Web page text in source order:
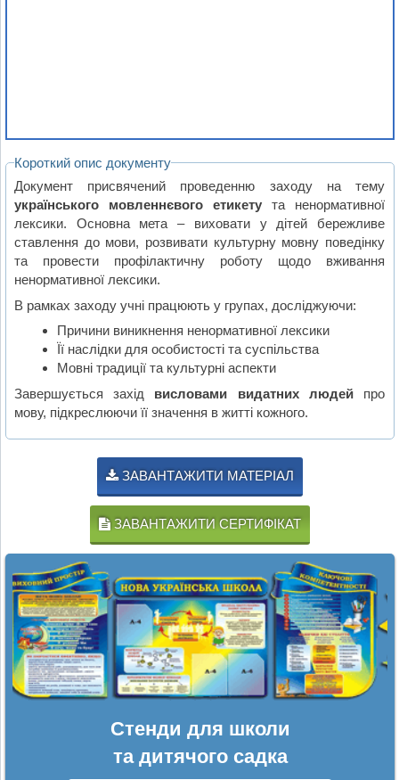
Короткий опис документу
Документ присвячений проведенню заходу на тему
українського мовленнєвого етикету та ненормативної
лексики. Основна мета – виховати у дітей бережливе
ставлення до мови, розвивати культурну мовну поведінку
та провести профілактичну роботу щодо вживання
ненормативної лексики.
В рамках заходу учні працюють у групах, досліджуючи:
Причини виникнення ненормативної лексики
Її наслідки для особистості та суспільства
Мовні традиції та культурні аспекти
Завершується захід висловами видатних людей про
мову, підкреслюючи її значення в житті кожного.
ЗАВАНТАЖИТИ МАТЕРІАЛ
ЗАВАНТАЖИТИ СЕРТИФІКАТ
Стенди для школи
та дитячого садка